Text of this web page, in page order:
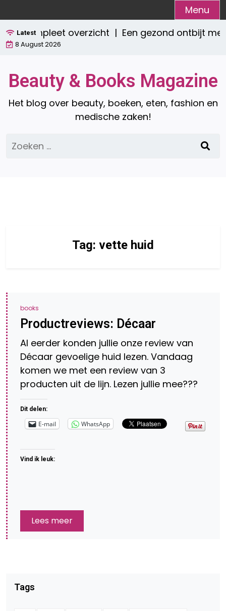
naar
de
inhoud
Menu
Latest
compleet overzicht | Een gezond ontbijt
8 August 2026
Beauty & Books Magazine
Het blog over beauty, boeken, eten, fashion en
medische zaken!
Zoeken
naar:
Tag: vette huid
books
Productreviews: Décaar
Al eerder konden jullie onze review van
Décaar gevoelige huid lezen. Vandaag
komen we met een review van 3
producten uit de lijn. Lezen jullie mee???
Dit delen:
E-mail WhatsApp
Vind ik leuk:
Lees meer
Tags